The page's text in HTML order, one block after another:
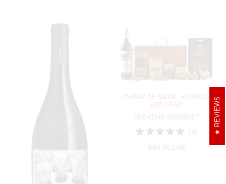
CABAZ DE NATAL ASSOBIO
ESPORÃO
CREATIVE GOURMET
(8)
€49.90 EUR
REVIEWS